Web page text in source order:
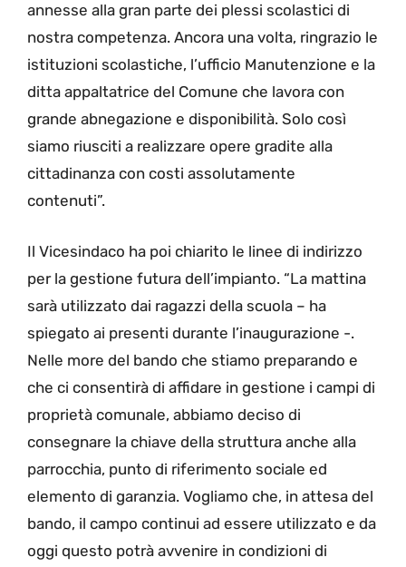
annesse alla gran parte dei plessi scolastici di
nostra competenza. Ancora una volta, ringrazio le
istituzioni scolastiche, l’ufficio Manutenzione e la
ditta appaltatrice del Comune che lavora con
grande abnegazione e disponibilità. Solo così
siamo riusciti a realizzare opere gradite alla
cittadinanza con costi assolutamente
contenuti”.
Il Vicesindaco ha poi chiarito le linee di indirizzo
per la gestione futura dell’impianto. “La mattina
sarà utilizzato dai ragazzi della scuola – ha
spiegato ai presenti durante l’inaugurazione -.
Nelle more del bando che stiamo preparando e
che ci consentirà di affidare in gestione i campi di
proprietà comunale, abbiamo deciso di
consegnare la chiave della struttura anche alla
parrocchia, punto di riferimento sociale ed
elemento di garanzia. Vogliamo che, in attesa del
bando, il campo continui ad essere utilizzato e da
oggi questo potrà avvenire in condizioni di